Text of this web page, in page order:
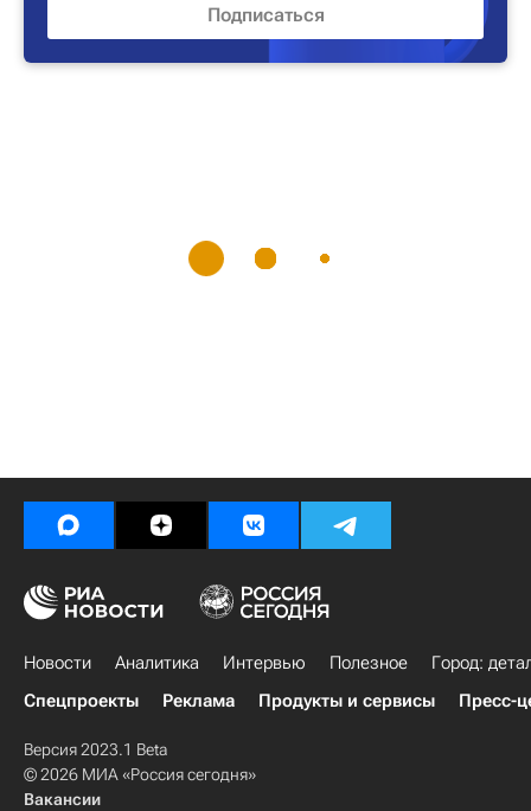
Новости Аналитика Интервью Полезное
Город:
Спецпроекты
Реклама Продукты и сервисы Пресс-
Версия 2023.1 Beta
© 2026 МИА «Россия сегодня»
Вакансии